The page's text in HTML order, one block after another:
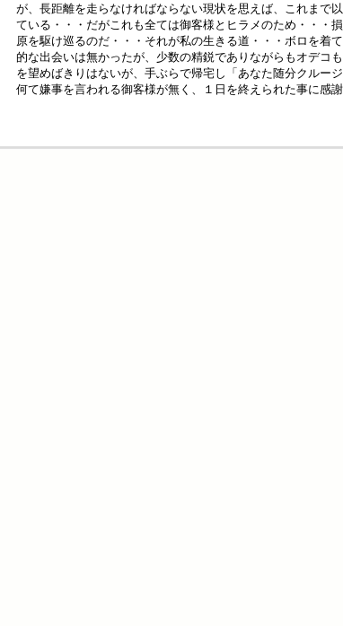
が、長距離を走らなければならない現状を思えば、これまで
ている・・・だがこれも全ては御客様とヒラメのため・・・
原を駆け巡るのだ・・・それが私の生きる道・・・ボロを着
的な出会いは無かったが、少数の精鋭でありながらもオデコ
を望めばきりはないが、手ぶらで帰宅し「あなた随分クルー
何て嫌事を言われる御客様が無く、１日を終えられた事に感謝